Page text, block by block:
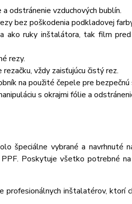
odstránenie vzduchových bublín.
bez poškodenia podkladovej
ako ruky inštalátora, tak film
rezy.
vždy zaisťujúcu čistý rez.
na použité čepele pre bezpečnú
s okrajmi fólie a
špeciálne vybrané a navrhnuté
Poskytuje všetko potrebné
inštalatérov, ktorí